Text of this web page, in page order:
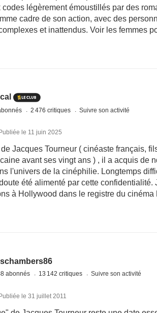
codes légèrement émoustillés par des
cadre de son action, avec des
et inattendus. Voir les femmes
2 476 critiques Suivre son activité
Publiée le 11 juin 2025
Jacques Tourneur ( cinéaste français,
avant ses vingt ans ) , il a acquis de
l'univers de la cinéphilie. Longtemps
été alimenté par cette
à Hollywood dans le registre du cinéma
abonnés 13 142 critiques Suivre son activité
Publiée le 31 juillet 2011